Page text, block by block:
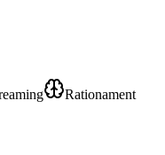
Rationament